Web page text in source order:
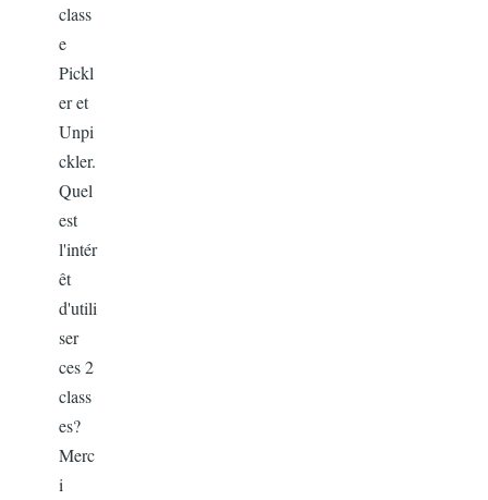
class
e
Pickl
er et
Unpi
ckler.
Quel
est
l'intér
êt
d'utili
ser
ces 2
class
es?
Merc
i